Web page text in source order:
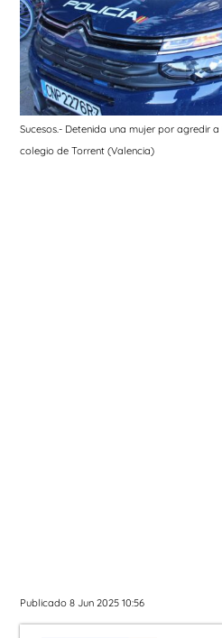
Sucesos.- Detenida una mujer por agredir
colegio de Torrent (Valencia)
Publicado 8 Jun 2025 10:56